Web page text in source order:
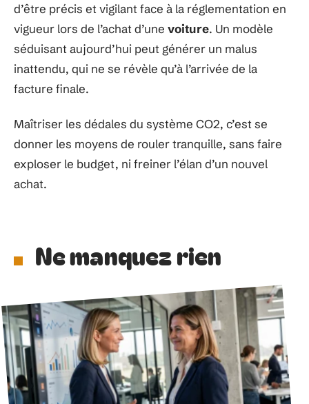
d’être précis et vigilant face à la réglementation en
vigueur lors de l’achat d’une voiture. Un modèle
séduisant aujourd’hui peut générer un malus
inattendu, qui ne se révèle qu’à l’arrivée de la
facture finale.
Maîtriser les dédales du système CO2, c’est se
donner les moyens de rouler tranquille, sans faire
exploser le budget, ni freiner l’élan d’un nouvel
achat.
Ne manquez rien